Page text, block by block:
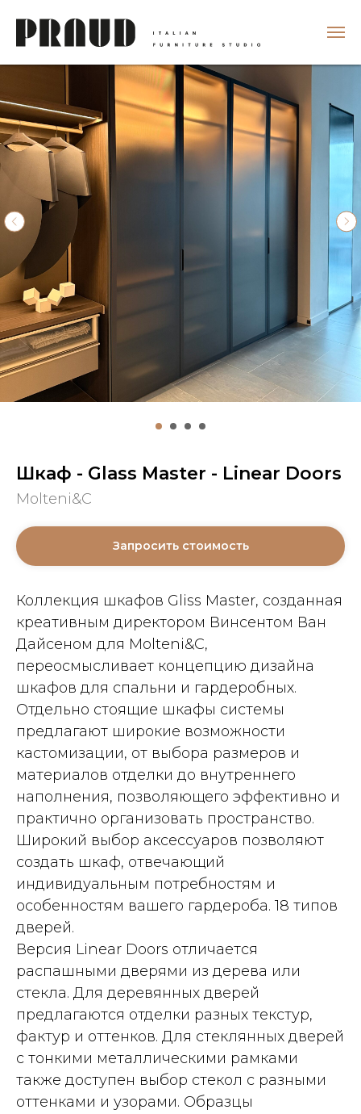
Шкаф - Glass Master - Linear Doors
Molteni&C
Запросить стоимость
Коллекция шкафов Gliss Master, созданная
креативным директором Винсентом Ван
Дайсеном для Molteni&C,
переосмысливает концепцию дизайна
шкафов для спальни и гардеробных.
Отдельно стоящие шкафы системы
предлагают широкие возможности
кастомизации, от выбора размеров и
материалов отделки до внутреннего
наполнения, позволяющего эффективно и
практично организовать пространство.
Широкий выбор аксессуаров позволяют
создать шкаф, отвечающий
индивидуальным потребностям и
особенностям вашего гардероба. 18 типов
дверей.
Версия Linear Doors отличается
распашными дверями из дерева или
стекла. Для деревянных дверей
предлагаются отделки разных текстур,
фактур и оттенков. Для стеклянных дверей
с тонкими металлическими рамками
также доступен выбор стекол с разными
оттенками и узорами. Образцы